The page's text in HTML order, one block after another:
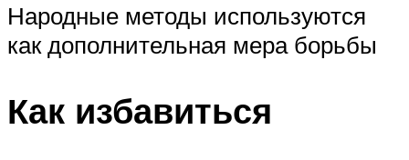
Народные методы используются
как дополнительная мера борьбы
Как избавиться